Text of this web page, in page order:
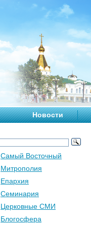
Новости
Самый Восточный
Митрополия
Епархия
Семинария
Церковные СМИ
Блогосфера